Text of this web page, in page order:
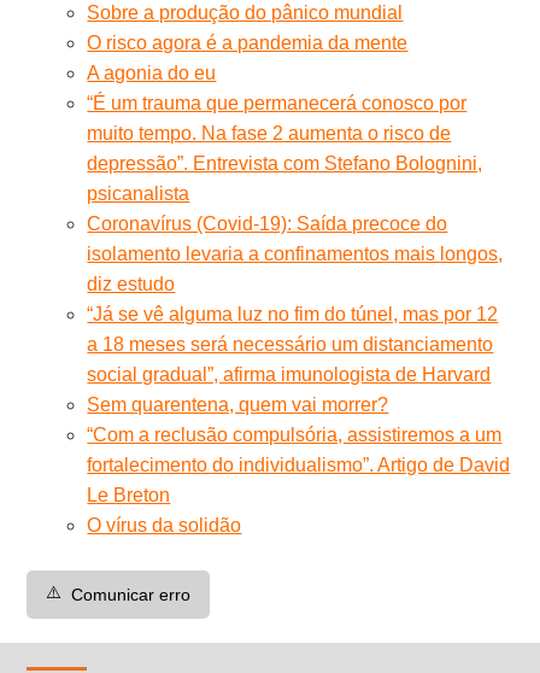
Sobre a produção do pânico mundial
O risco agora é a pandemia da mente
A agonia do eu
“É um trauma que permanecerá conosco por
muito tempo. Na fase 2 aumenta o risco de
depressão”. Entrevista com Stefano Bolognini,
psicanalista
Coronavírus (Covid-19): Saída precoce do
isolamento levaria a confinamentos mais longos,
diz estudo
“Já se vê alguma luz no fim do túnel, mas por 12
a 18 meses será necessário um distanciamento
social gradual”, afirma imunologista de Harvard
Sem quarentena, quem vai morrer?
“Com a reclusão compulsória, assistiremos a um
fortalecimento do individualismo”. Artigo de David
Le Breton
O vírus da solidão
⚠️ Comunicar erro